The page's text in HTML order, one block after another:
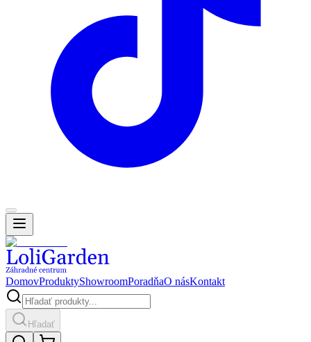
DomovProduktyShowroomPoradňaO násKontakt
Hľadať